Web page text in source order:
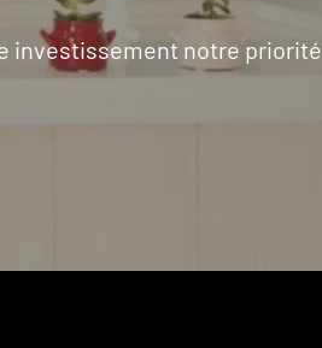
investissement notre priorité